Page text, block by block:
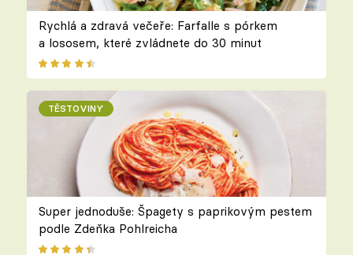
Rychlá a zdravá večeře: Farfalle s pórkem
a lososem, které zvládnete do 30 minut
TĚSTOVINY
Super jednoduše: Špagety s paprikovým pestem
podle Zdeňka Pohlreicha